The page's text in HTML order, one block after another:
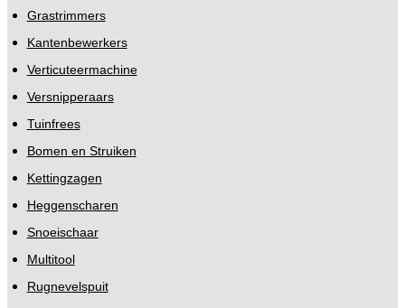
Grastrimmers
Kantenbewerkers
Verticuteermachine
Versnipperaars
Tuinfrees
Bomen en Struiken
Kettingzagen
Heggenscharen
Snoeischaar
Multitool
Rugnevelspuit